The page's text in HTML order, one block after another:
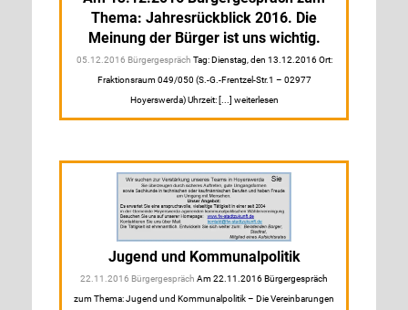
Thema: Jahresrückblick 2016. Die
Meinung der Bürger ist uns wichtig.
05.12.2016 Bürgergespräch Tag: Dienstag, den 13.12.2016 Ort:
Fraktionsraum 049/050 (S.-G.-Frentzel-Str.1 – 02977
Hoyerswerda) Uhrzeit: [...] weiterlesen
Jugend und Kommunalpolitik
22.11.2016 Bürgergespräch Am 22.11.2016 Bürgergespräch
zum Thema: Jugend und Kommunalpolitik – Die Vereinbarungen